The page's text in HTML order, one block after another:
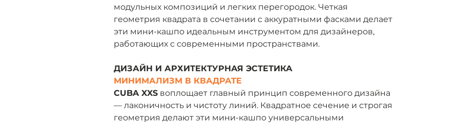
модульных композиций и легких перегородок. Четкая
геометрия квадрата в сочетании с аккуратными фасками делает
эти мини-кашпо идеальным инструментом для дизайнеров,
работающих с современными пространствами.
ДИЗАЙН И АРХИТЕКТУРНАЯ ЭСТЕТИКА
МИНИМАЛИЗМ В КВАДРАТЕ
CUBA XXS воплощает главный принцип современного дизайна
— лаконичность и чистоту линий. Квадратное сечение и строгая
геометрия делают эти мини-кашпо универсальными